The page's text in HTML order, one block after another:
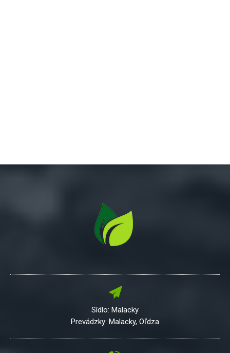
Sídlo: Malacky
Prevádzky: Malacky, Oľdza